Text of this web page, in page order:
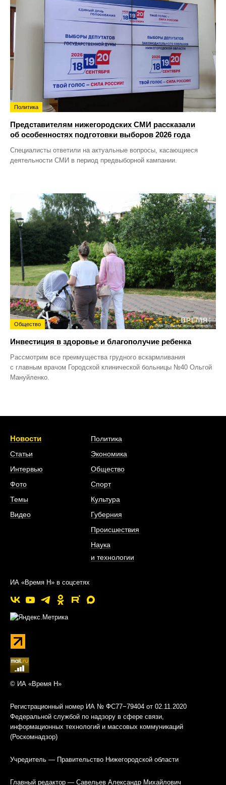
Политика
Представителям нижегородских СМИ рассказали
об особенностях подготовки выборов 2026 года
Специалисты ответили на актуальные вопросы, касающиеся
деятельности СМИ в период предвыборной кампании.
Общество
Инвестиция в здоровье и благополучие ребенка
Рассмотрим все преимущества грудного вскармливания
с главным врачом Городской клинической больницы №40 Ольгой
Мануйленко.
Новости
Статьи
Интервью
Фото
Темы
Видео
Политика
Экономика
Общество
Спорт
Культура
Губерния
Происшествия
Наука
и технологии
ИА «Время Н» в соцсетях
© ИА «Время Н»
Регистрационный номер ИА № ФС77−79404 от 02.11.2020
Федеральной службой по надзору в сфере связи,
информационных технологий и массовых коммуникаций
(Роскомнадзор)
Учредитель — Правительство Нижегородской области
Главный редактор — Савельев Александр Михайлович